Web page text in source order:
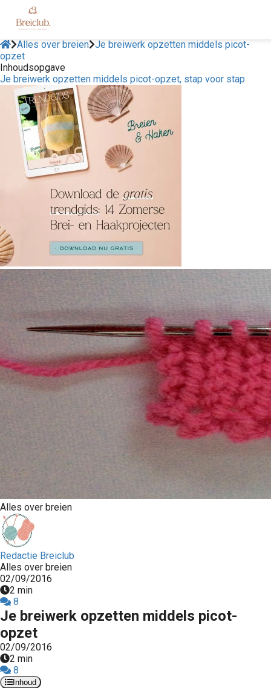
Alles over breien Je breiwerk opzetten middels picot-
opzet
Inhoudsopgave
Je breiwerk opzetten middels picot-opzet, stap voor stap
Alles over breien
Redactie Breiclub
Alles over breien
02/09/2016
2 min
8
Je breiwerk opzetten middels picot-
opzet
02/09/2016
2 min
8
Inhoud